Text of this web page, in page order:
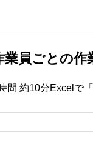
ド【管理
業員ごとの